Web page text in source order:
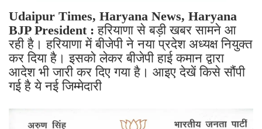
Udaipur Times, Haryana News, Haryana
BJP President : हरियाणा से बड़ी खबर सामने आ
रही है। हरियाणा में बीजेपी ने नया प्रदेश अध्यक्ष नियुक्त
कर दिया है। इसको लेकर बीजेपी हाई कमान द्वारा
आदेश भी जारी कर दिए गया है। आइए देखें किसे सौंपी
गई है ये नई जिम्मेदारी